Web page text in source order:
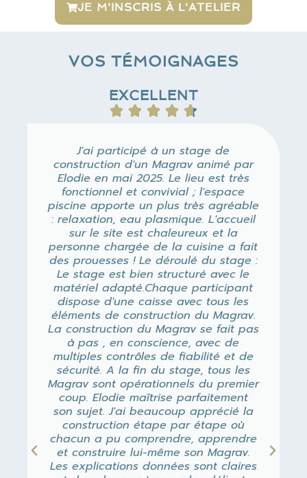
JE M'INSCRIS À L'ATELIER
VOS TÉMOIGNAGES
EXCELLENT
J'ai participé à un stage de
construction d'un Magrav animé par
Elodie en mai 2025. Le lieu est très
fonctionnel et convivial ; l'espace
piscine apporte un plus très agréable
: relaxation, eau plasmique. L'accueil
sur le site est chaleureux et la
personne chargée de la cuisine a fait
des prouesses ! Le déroulé du stage :
Le stage est bien structuré avec le
matériel adapté.Chaque participant
dispose d'une caisse avec tous les
éléments de construction du Magrav.
La construction du Magrav se fait pas
à pas , en conscience, avec de
multiples contrôles de fiabilité et de
sécurité. A la fin du stage, tous les
Magrav sont opérationnels du premier
coup. Elodie maîtrise parfaitement
son sujet. J'ai beaucoup apprécié la
construction étape par étape où
chacun a pu comprendre, apprendre
et construire lui-même son Magrav.
Les explications données sont claires